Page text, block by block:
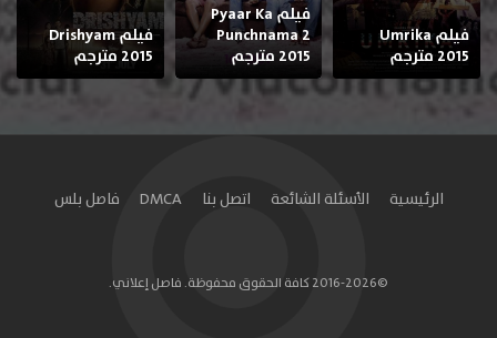
فيلم Umrika
2015 مترجم
فيلم Pyaar Ka
Punchnama 2
2015 مترجم
فيلم Drishyam
2015 مترجم
الرئيسية الأسئلة الشائعة اتصل بنا DMCA فاصل بلس
©2016-2026 كافة الحقوق محفوظة. فاصل إعلاني.